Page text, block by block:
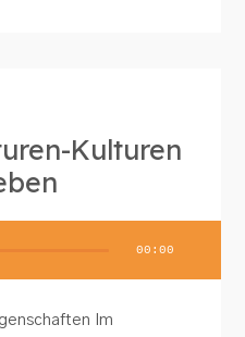
Kulturen
00:00
Im